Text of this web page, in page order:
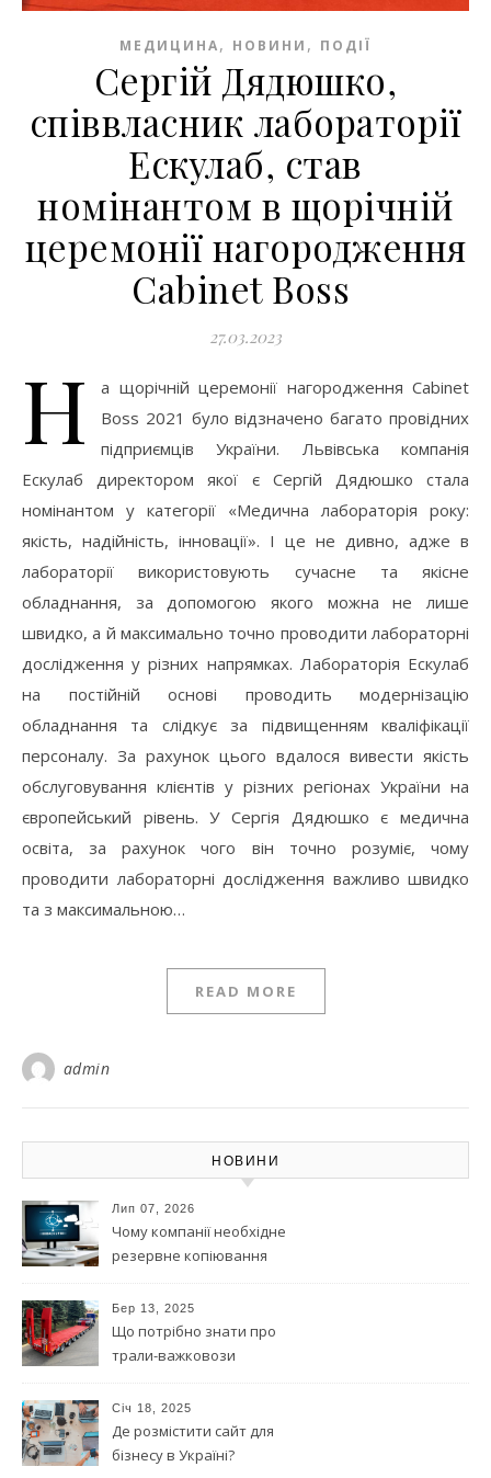
МЕДИЦИНА, НОВИНИ , ПОДІЇ
Сергій Дядюшко,
співвласник лабораторії
Ескулаб, став
номінантом в щорічній
церемонії нагородження
Cabinet Boss
27.03.2023
Н
а щорічній церемонії нагородження Cabinet
Boss 2021 було відзначено багато провідних
підприємців України. Львівська компанія
Ескулаб директором якої є Сергій Дядюшко стала
номінантом у категорії «Медична лабораторія року:
якість, надійність, інновації». І це не дивно, адже в
лабораторії використовують сучасне та якісне
обладнання, за допомогою якого можна не лише
швидко, а й максимально точно проводити лабораторні
дослідження у різних напрямках. Лабораторія Ескулаб
на постійній основі проводить модернізацію
обладнання та слідкує за підвищенням кваліфікації
персоналу. За рахунок цього вдалося вивести якість
обслуговування клієнтів у різних регіонах України на
європейський рівень. У Сергія Дядюшко є медична
освіта, за рахунок чого він точно розуміє, чому
проводити лабораторні дослідження важливо швидко
та з максимальною…
READ MORE
admin
НОВИНИ
Лип 07, 2026
Чому компанії необхідне
резервне копіювання
Бер 13, 2025
Що потрібно знати про
трали-важковози
Січ 18, 2025
Де розмістити сайт для
бізнесу в Україні?